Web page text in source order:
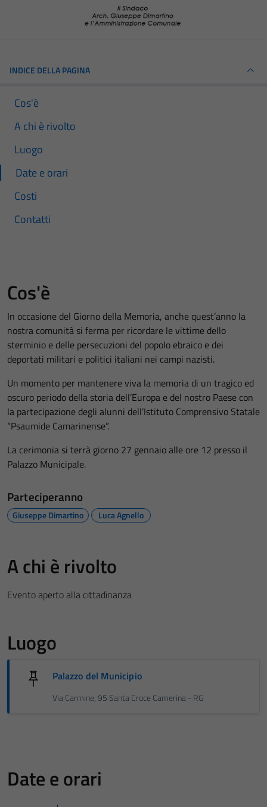
INDICE DELLA PAGINA
Cos'è
A chi è rivolto
Luogo
Date e orari
Costi
Contatti
Cos'è
In occasione del Giorno della Memoria, anche quest’anno la
nostra comunità si ferma per ricordare le vittime dello
sterminio e delle persecuzioni del popolo ebraico e dei
deportati militari e politici italiani nei campi nazisti.
Un momento per mantenere viva la memoria di un tragico ed
oscuro periodo della storia dell’Europa e del nostro Paese con
la partecipazione degli alunni dell’Istituto Comprensivo Statale
“Psaumide Camarinense”.
La cerimonia si terrà giorno 27 gennaio alle ore 12 presso il
Palazzo Municipale.
Parteciperanno
Giuseppe Dimartino Luca Agnello
A chi è rivolto
Evento aperto alla cittadinanza
Luogo
Palazzo del Municipio
Via Carmine, 95 Santa Croce Camerina - RG
Date e orari